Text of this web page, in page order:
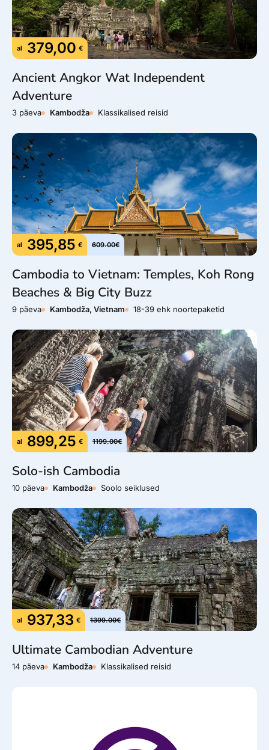
al 379,00 €
Ancient Angkor Wat Independent
Adventure
3 päeva Kambodža Klassikalised reisid
al 395,85 € 609.00€
Cambodia to Vietnam: Temples, Koh Rong
Beaches & Big City Buzz
9 päeva Kambodža, Vietnam 18-39 ehk noortepaketid
al 899,25 € 1199.00€
Solo-ish Cambodia
10 päeva Kambodža Soolo seiklused
al 937,33 € 1399.00€
Ultimate Cambodian Adventure
14 päeva Kambodža Klassikalised reisid